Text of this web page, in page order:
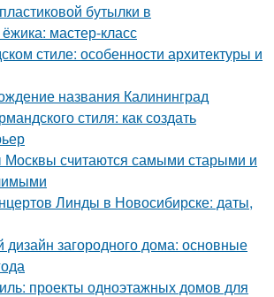
бутылки в
мастер-класс
стиле: особенности архитектуры и
названия Калининград
стиля: как создать
Москвы считаются самыми старыми и
Линды в Новосибирске: даты,
загородного дома: основные
проекты одноэтажных домов для